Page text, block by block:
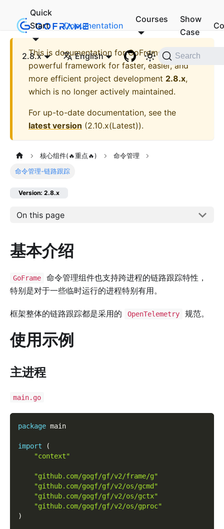
Quick
Start
Documentation
Courses
Show
Case
2.8.x English Search
This is documentation forGoFrame - A
powerful framework for faster, easier, and
more efficient project development 2.8.x,
which is no longer actively maintained.
For up-to-date documentation, see the
latest version (2.10.x(Latest)).
核心组件(🔥重点🔥) 命令管理
命令管理-链路跟踪
Version: 2.8.x
On this page
基本介绍
GoFrame
命令管理组件也支持跨进程的链路跟踪特性，
特别是对于一些临时运行的进程特别有用。
框架整体的链路跟踪都是采用的 OpenTelemetry 规范。
使用示例
主进程
main.go
package main
import
(
"context"
"github.com/gogf/gf/v2/frame/g"
"github.com/gogf/gf/v2/os/gcmd"
"github.com/gogf/gf/v2/os/gctx"
"github.com/gogf/gf/v2/os/gproc"
)